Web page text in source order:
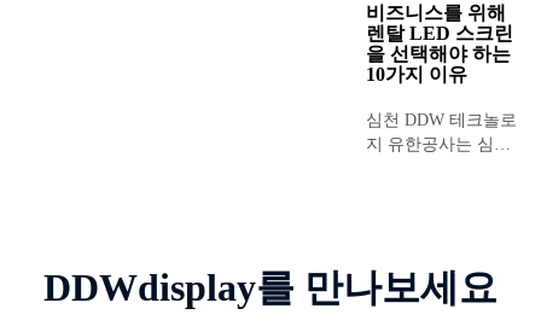
제조 및 개발 기업입
니다. 방문해 주셔서
감사합니다...
비즈니스를 위해
렌탈 LED 스크린
을 선택해야 하는
10가지 이유
심천 DDW 테크놀로
지 유한공사는 심천
DDWdisplay를 만나보세요